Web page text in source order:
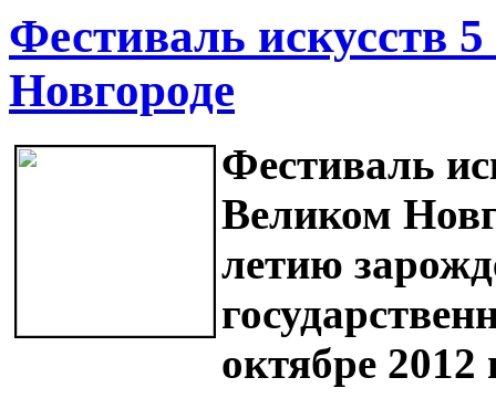
Фестиваль
Новгороде
Фестиваль
Великом
летию
октябре 2012